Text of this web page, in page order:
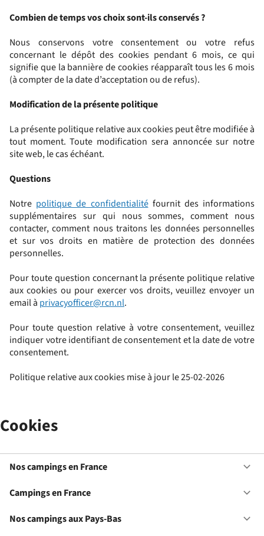
Combien de temps vos choix sont-ils conservés ?
Nous conservons votre consentement ou votre refus
concernant le dépôt des cookies pendant 6 mois, ce qui
signifie que la bannière de cookies réapparaît tous les 6 mois
(à compter de la date d’acceptation ou de refus).
Modification de la présente politique
La présente politique relative aux cookies peut être modifiée à
tout moment. Toute modification sera annoncée sur notre
site web, le cas échéant.
Questions
Notre politique de confidentialitéfournit des informations
supplémentaires sur qui nous sommes, comment nous
contacter, comment nous traitons les données personnelles
et sur vos droits en matière de protection des données
personnelles.
Pour toute question concernant la présente politique relative
aux cookies ou pour exercer vos droits, veuillez envoyer un
email à privacyofficer@rcn.nl.
Pour toute question relative à votre consentement, veuillez
indiquer votre identifiant de consentement et la date de votre
consentement.
Politique relative aux cookies mise à jour le 25-02-2026
Cookies
Nos campings en France
Campings en France
Nos campings aux Pays-Bas